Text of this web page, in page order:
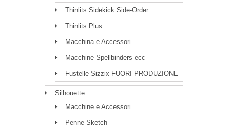
Thinlits Sidekick Side-Order
Thinlits Plus
Macchina e Accessori
Macchine Spellbinders ecc
Fustelle Sizzix FUORI PRODUZIONE
Silhouette
Macchine e Accessori
Penne Sketch